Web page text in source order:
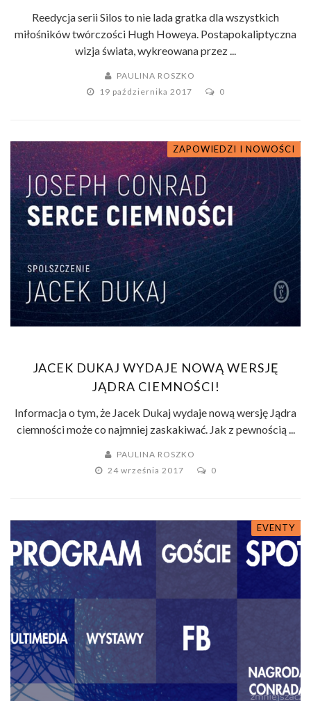
Reedycja serii Silos to nie lada gratka dla wszystkich
miłośników twórczości Hugh Howeya. Postapokaliptyczna
wizja świata, wykreowana przez ...
PAULINA ROSZKO
19 października 2017
0
ZAPOWIEDZI I NOWOŚCI
JACEK DUKAJ WYDAJE NOWĄ WERSJĘ
JĄDRA CIEMNOŚCI!
Informacja o tym, że Jacek Dukaj wydaje nową wersję Jądra
ciemności może co najmniej zaskakiwać. Jak z pewnością ...
PAULINA ROSZKO
24 września 2017
0
EVENTY